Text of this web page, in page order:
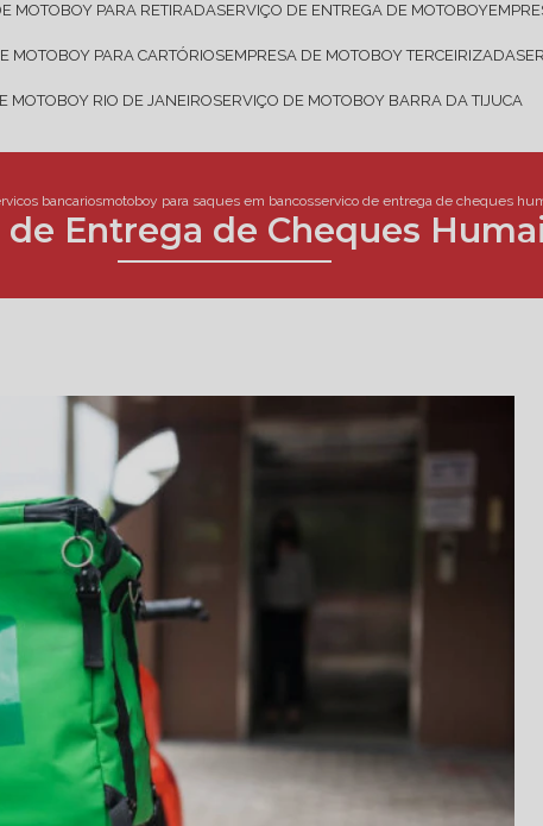
MOTOBOY PARA RETIRADA SERVIÇO DE ENTREGA DE MOTOBOY
MOTOBOY PARA CARTÓRIOS EMPRESA DE MOTOBOY TERCEIRIZADA
MOTOBOY RIO DE JANEIRO SERVIÇO DE MOTOBOY BARRA DA TIJUCA
bancariosmotoboy para saques em bancosservico de entrega de cheques
Entrega de Cheques